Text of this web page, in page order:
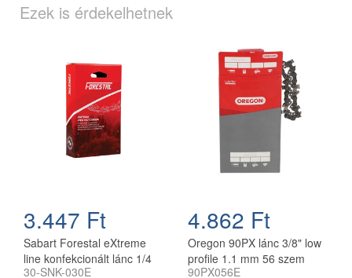
Ezek is érdekelhetnek
3.447 Ft
Sabart Forestal eXtreme
line konfekcionált lánc 1/4
1.1 30 szemes
30-SNK-030E
4.862 Ft
Oregon 90PX lánc 3/8" low
profile 1.1 mm 56 szem
90PX056E